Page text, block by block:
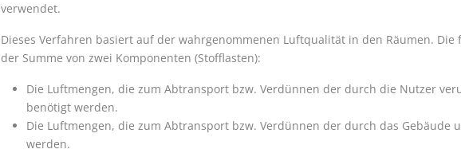
verwendet.
Dieses Verfahren basiert auf der wahrgenommenen Luftqualität in den Räumen.
der Summe von zwei Komponenten (Stofflasten):
Die Luftmengen, die zum Abtransport bzw. Verdünnen der durch die Nutzer
benötigt werden.
Die Luftmengen, die zum Abtransport bzw. Verdünnen der durch das
werden.